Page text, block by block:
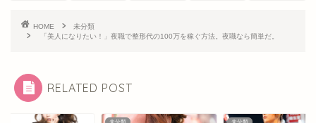
HOME
未分類
「美人になりたい！」夜職で整形代の100万を稼ぐ方法。夜職なら簡単だ。
RELATED POST
未分類 未分類